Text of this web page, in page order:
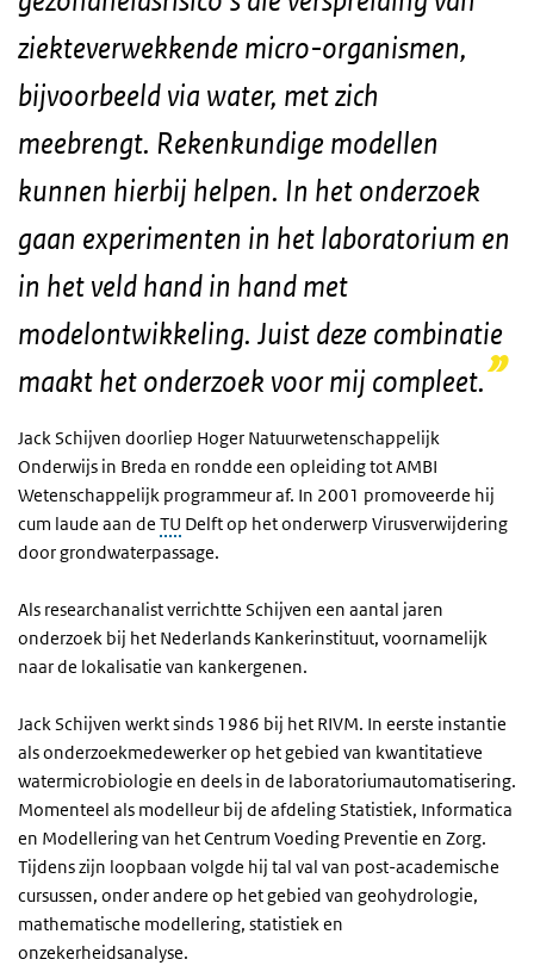
ziekteverwekkende micro-organismen,
bijvoorbeeld via water, met zich
meebrengt. Rekenkundige modellen
kunnen hierbij helpen. In het onderzoek
gaan experimenten in het laboratorium en
in het veld hand in hand met
modelontwikkeling. Juist deze combinatie
maakt het onderzoek voor mij compleet.
Jack Schijven doorliep Hoger Natuurwetenschappelijk
Onderwijs in Breda en rondde een opleiding tot AMBI
Wetenschappelijk programmeur af. In 2001 promoveerde hij
cum laude aan de TU Delft op het onderwerp Virusverwijdering
door grondwaterpassage.
Als researchanalist verrichtte Schijven een aantal jaren
onderzoek bij het Nederlands Kankerinstituut, voornamelijk
naar de lokalisatie van kankergenen.
Jack Schijven werkt sinds 1986 bij het RIVM. In eerste instantie
als onderzoekmedewerker op het gebied van kwantitatieve
watermicrobiologie en deels in de laboratoriumautomatisering.
Momenteel als modelleur bij de afdeling Statistiek, Informatica
en Modellering van het Centrum Voeding Preventie en Zorg.
Tijdens zijn loopbaan volgde hij tal val van post-academische
cursussen, onder andere op het gebied van geohydrologie,
mathematische modellering, statistiek en
onzekerheidsanalyse.